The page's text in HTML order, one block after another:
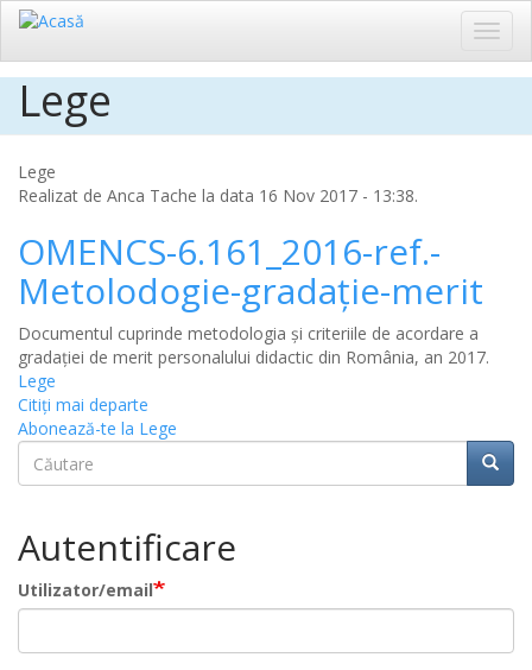
Sari
conținutul
Lege
Lege
Realizat de Anca Tache la data 16 Nov 2017 - 13:38.
OMENCS-6.161_2016-ref.-
Metolodogie-gradație-merit
Documentul cuprinde metodologia și criteriile de acordare a
gradației de merit personalului didactic din România, an 2017.
Lege
Citiţi mai departe
Abonează-te la Lege
Căutare
Căutare
Autentificare
Utilizator/email